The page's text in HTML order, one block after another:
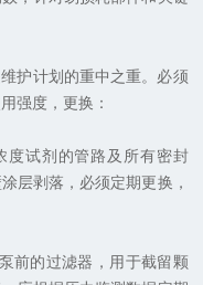
护计划的重中之重。必须
强度，更换：
试剂的管路及所有密封
层剥落，必须定期更换，
的过滤器，用于截留颗